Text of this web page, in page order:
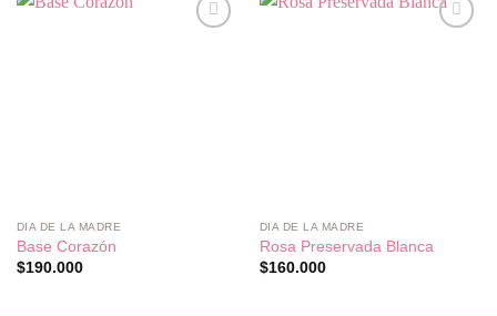
DIA DE LA MADRE
Base Corazón
$190.000
DIA DE LA MADRE
Rosa Preservada Blanca
$160.000